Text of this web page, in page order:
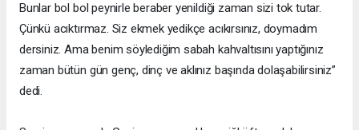
Bunlar bol bol peynirle beraber yenildiği zaman sizi tok tutar.
Çünkü acıktırmaz. Siz ekmek yedikçe acıkırsınız, doymadım
dersiniz. Ama benim söylediğim sabah kahvaltısını yaptığınız
zaman bütün gün genç, dinç ve aklınız başında dolaşabilirsiniz”
dedi.